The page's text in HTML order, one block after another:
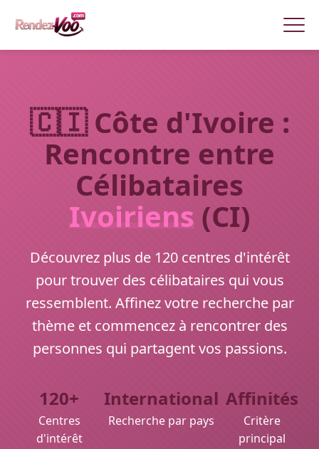
🇨🇮 Côte d'Ivoire :
Rencontre entre
Célibataires
Ivoiriens (CI)
Découvrez plus de 120 centres d'intérêt
pour trouver des célibataires qui vous
ressemblent. Affinez votre recherche par
thème et commencez à rencontrer des
personnes qui partagent vos passions.
120+
Centres
d'intérêt
International
Recherche par pays
Affinités
Critère
principal